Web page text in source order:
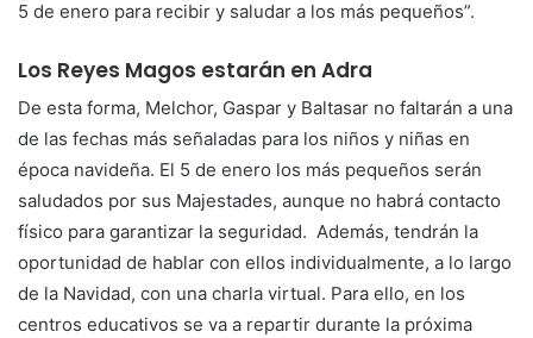
5 de enero para recibir y saludar a los más pequeños”.
Los Reyes Magos estarán en Adra
De esta forma, Melchor, Gaspar y Baltasar no faltarán a una
de las fechas más señaladas para los niños y niñas en
época navideña. El 5 de enero los más pequeños serán
saludados por sus Majestades, aunque no habrá contacto
físico para garantizar la seguridad. Además, tendrán la
oportunidad de hablar con ellos individualmente, a lo largo
de la Navidad, con una charla virtual. Para ello, en los
centros educativos se va a repartir durante la próxima